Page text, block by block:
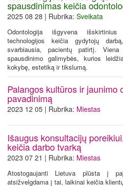
spausdinimas keičia
2025 08 28 | Rubrika: Sveikata
Odontologija išgyvena
technologijos keičia gydytojų
svarbiausia, pacientų patirtį.
spausdinimo galimybės, kurios
kokybę, estetiką ir tikslumą.
Palangos kultūros ir jaunimo
pavadinimą
2023 12 05 | Rubrika: Miestas
Išaugus konsultacijų
keičia darbo tvarką
2023 07 21 | Rubrika: Miestas
Atostogaujanti Lietuva plūsta į
atsižvelgdama į tai, laikinai keičia